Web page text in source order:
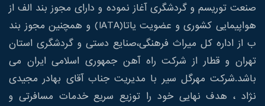
صنعت توریسم و گردشگری آغاز نموده و دارای مجوز بند الف از
هواپیمایی کشوری و عضویت یاتا(IATA) و همچنین مجوز بند
ب از اداره کل میراث فرهنگی،صنایع دستی و گردشگری استان
تهران و قطار از شرکت راه آهن جمهوری اسلامی ایران می
باشد.شرکت مهرگل سیر با مدیریت جناب آقای بهادر مجیدی
نژاد ، هدف نهایی خود را توزیع سریع خدمات مسافرتی و